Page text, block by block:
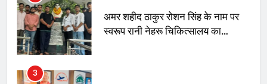
अमर शहीद ठाकुर रोशन सिंह के नाम पर
स्वरूप रानी नेहरू चिकित्सालय का
3